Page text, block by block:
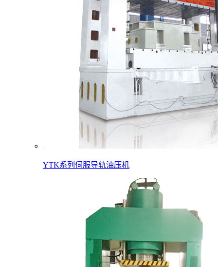
YTK系列伺服导轨油压机